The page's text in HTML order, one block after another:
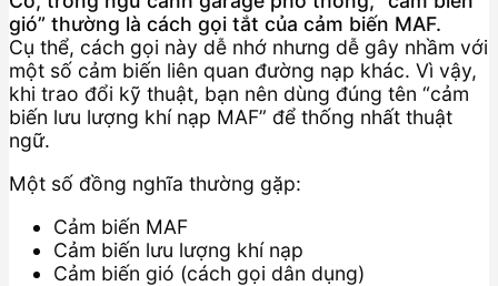
gió” thường là cách gọi tắt của cảm biến MAF.
Cụ thể, cách gọi này dễ nhớ nhưng dễ gây nhầm với
một số cảm biến liên quan đường nạp khác. Vì vậy,
khi trao đổi kỹ thuật, bạn nên dùng đúng tên “cảm
biến lưu lượng khí nạp MAF” để thống nhất thuật
ngữ.
Một số đồng nghĩa thường gặp:
Cảm biến MAF
Cảm biến lưu lượng khí nạp
Cảm biến gió (cách gọi dân dụng)